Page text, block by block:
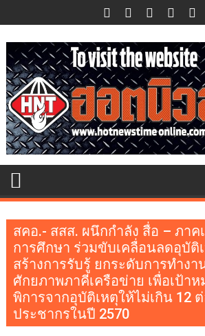
to
content
สคอ.- สสส. ผนึกกำลัง สื่อ – ภา
การศึกษา ร่วมขับเคลื่อนลดอุบัติ
สร้างการรับรู้ ยกระดับการทำงา
ศักยภาพภาคีเครือข่าย เพื่อเป้า
พิการจากอุบัติเหตุให้ไม่เกิน 12
ประชากรในปี 2570